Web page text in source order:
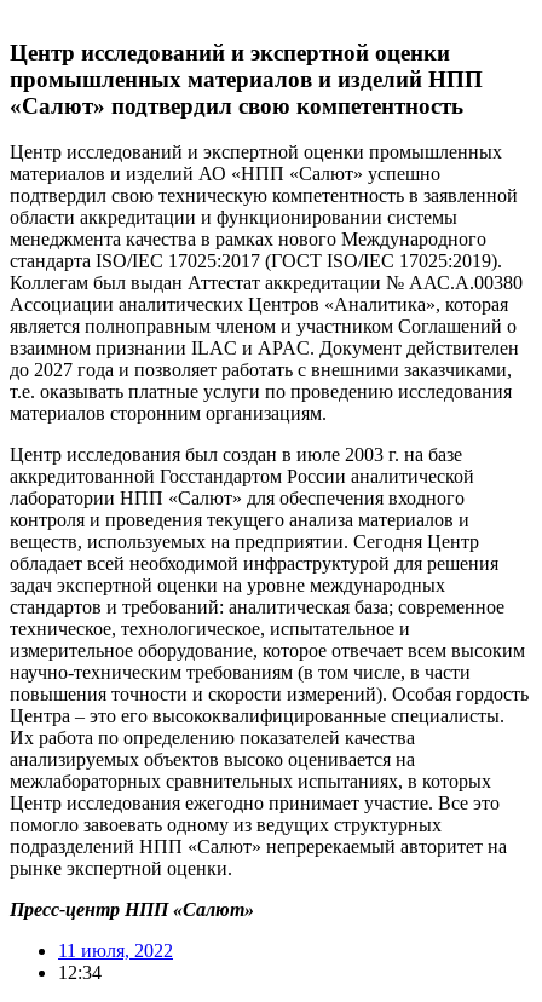
Центр исследований и экспертной оценки
промышленных материалов и изделий НПП
«Салют» подтвердил свою компетентность
Центр исследований и экспертной оценки промышленных
материалов и изделий АО «НПП «Салют» успешно
подтвердил свою техническую компетентность в заявленной
области аккредитации и функционировании системы
менеджмента качества в рамках нового Международного
стандарта ISO/IEC 17025:2017 (ГОСТ ISO/IEC 17025:2019).
Коллегам был выдан Аттестат аккредитации № ААС.А.00380
Ассоциации аналитических Центров «Аналитика», которая
является полноправным членом и участником Соглашений о
взаимном признании ILAC и APAC. Документ действителен
до 2027 года и позволяет работать с внешними заказчиками,
т.е. оказывать платные услуги по проведению исследования
материалов сторонним организациям.
Центр исследования был создан в июле 2003 г. на базе
аккредитованной Госстандартом России аналитической
лаборатории НПП «Салют» для обеспечения входного
контроля и проведения текущего анализа материалов и
веществ, используемых на предприятии. Сегодня Центр
обладает всей необходимой инфраструктурой для решения
задач экспертной оценки на уровне международных
стандартов и требований: аналитическая база; современное
техническое, технологическое, испытательное и
измерительное оборудование, которое отвечает всем высоким
научно-техническим требованиям (в том числе, в части
повышения точности и скорости измерений). Особая гордость
Центра – это его высококвалифицированные специалисты.
Их работа по определению показателей качества
анализируемых объектов высоко оценивается на
межлабораторных сравнительных испытаниях, в которых
Центр исследования ежегодно принимает участие. Все это
помогло завоевать одному из ведущих структурных
подразделений НПП «Салют» непререкаемый авторитет на
рынке экспертной оценки.
Пресс-центр НПП «Салют»
11 июля, 2022
12:34